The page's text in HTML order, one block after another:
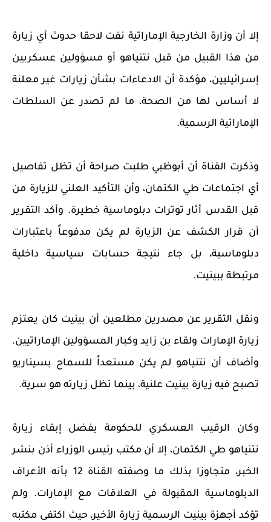
إلا أن وزارة الخارجية الإماراتية نفت لاحقا حدوث أي زيارة
من هذا القبيل من قبل نتنياهو أو مسؤولين عسكريين
إسرائيليين، مؤكدة أن الادعاءات بشأن زيارات غير معلنة
لا أساس لها من الصحة، ما لم تصدر عن السلطات
الإماراتية الرسمية.
وذكرت القناة أن أبوظبي طلبت صراحة أن تظل تفاصيل
أي اجتماعات طي الكتمان، وأن التأكيد العلني للزيارة من
قبل القدس أثار توترات دبلوماسية خطيرة. وأكد التقرير
أن قرار الكشف عن الزيارة لم يكن مدفوعاً باعتبارات
دبلوماسية، بل جاء نتيجة حسابات سياسية داخلية
مرتبطة ببينيت.
ونقل التقرير عن مصدرين مطلعين أن بينيت كان يعتزم
زيارة الإمارات ولقاء بن زايد وكبار المسؤولين الإماراتيين.
وأضاف أن نتنياهو لم يكن مستعداً للسماح بسيناريو
تصبح فيه زيارة بينيت علنية، بينما تظل زيارته هو سرية.
وكان الرقيب العسكري للحكومة يفضل إبقاء زيارة
نتنياهو طي الكتمان، إلا أن مكتب رئيس الوزراء أذن بنشر
الخبر، متجاوزا بذلك ما وصفته القناة 12 بأنه الأعراف
الدبلوماسية المقبولة في العلاقات مع الإمارات. ولم
تؤكد أجهزة بينيت الرسمية زيارة الأخير، حيث اكتفى مكتبه